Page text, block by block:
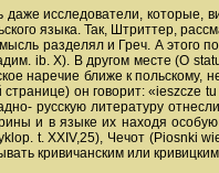
даже исследователи, которые,
языка. Так, Штриттер,
мысль разделял и Греч. А этого
ib. X). В другом месте (O
наречие ближе к польскому,
странице) он говорит: «ieszcze
русскую литературу
и в языке их находя особую
t. XXIV,25), Чечот (Piosnki
кривичанским или